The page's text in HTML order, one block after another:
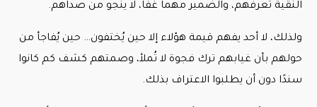
النقية تعرفهم، والضمير مهما غفا، لا ينجو من صداهم.
ولذلك، لا أحد يفهم قيمة هؤلاء إلا حين يُختفون… حين يُفاجأ من
حولهم بأن غيابهم ترك فجوة لا تُملأ، وصمتهم كشف كم كانوا
سندًا دون أن يطلبوا الاعتراف بذلك.